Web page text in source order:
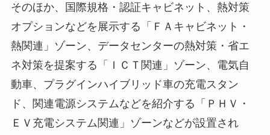
そのほか、国際規格・認証キャビネット、熱対策
オプションなどを展示する「ＦＡキャビネット・
熱関連」ゾーン、データセンターの熱対策・省エ
ネ対策を提案する「ＩＣＴ関連」ゾーン、電気自
動車、プラグインハイブリッド車の充電スタン
ド、関連電源システムなどを紹介する「ＰＨＶ・
ＥＶ充電システム関連」ゾーンなどが設置され